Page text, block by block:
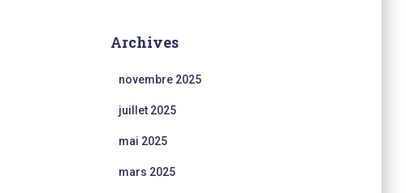
Archives
novembre 2025
juillet 2025
mai 2025
mars 2025